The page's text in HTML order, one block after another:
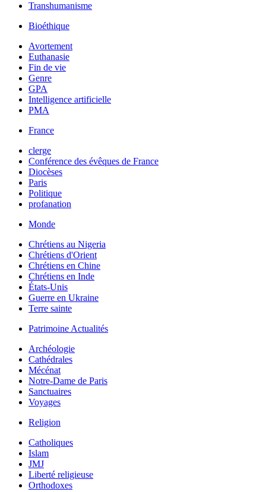
Transhumanisme
Bioéthique
Avortement
Euthanasie
Fin de vie
Genre
GPA
Intelligence artificielle
PMA
France
clerge
Conférence des évêques de France
Diocèses
Paris
Politique
profanation
Monde
Chrétiens au Nigeria
Chrétiens d'Orient
Chrétiens en Chine
Chrétiens en Inde
États-Unis
Guerre en Ukraine
Terre sainte
Patrimoine Actualités
Archéologie
Cathédrales
Mécénat
Notre-Dame de Paris
Sanctuaires
Voyages
Religion
Catholiques
Islam
JMJ
Liberté religieuse
Orthodoxes